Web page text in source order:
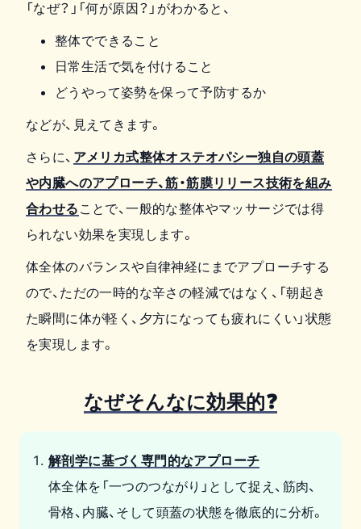
「なぜ？」「何が原因？」がわかると、
整体でできること
日常生活で気を付けること
どうやって姿勢を保って予防するか
などが、見えてきます。
さらに、 アメリカ式整体オステオパシー独自の頭蓋
や内臓へのアプローチ、筋・筋膜リリース技術を組み
合わせる ことで、一般的な整体やマッサージでは得
られない効果を実現します。
体全体のバランスや自律神経にまでアプローチする
ので、ただの一時的な辛さの軽減ではなく、「朝起き
た瞬間に体が軽く、夕方になっても疲れにくい」状態
を実現します。
なぜそんなに効果的❓
解剖学に基づく専門的なアプローチ
体全体を「一つのつながり」として捉え、筋肉、
骨格、内臓、そして頭蓋の状態を徹底的に分析。